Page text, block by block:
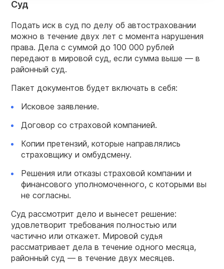
Суд
Подать иск в суд по делу об автостраховании
можно в течение двух лет с момента нарушения
права. Дела с суммой до 100 000 рублей
передают в мировой суд, если сумма выше — в
районный суд.
Пакет документов будет включать в себя:
Исковое заявление.
Договор со страховой компанией.
Копии претензий, которые направлялись
страховщику и омбудсмену.
Решения или отказы страховой компании и
финансового уполномоченного, с которыми вы
не согласны.
Суд рассмотрит дело и вынесет решение:
удовлетворит требования полностью или
частично или откажет. Мировой судья
рассматривает дела в течение одного месяца,
районный суд — в течение двух месяцев.